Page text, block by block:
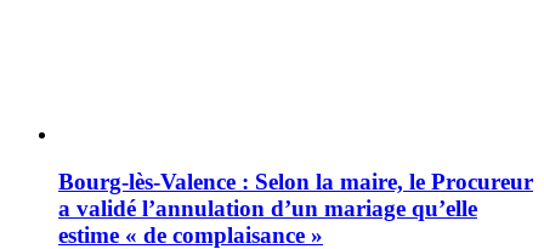
Bourg-lès-Valence : Selon la maire, le Procureur
a validé l’annulation d’un mariage qu’elle
estime « de complaisance »